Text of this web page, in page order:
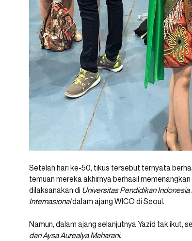
Setelah hari ke-50, tikus tersebut ternyata
temuan mereka akhirnya berhasil
dilaksanakan di Universitas Pendidikan Indonesia
Internasionaldalam ajang WICO di Seoul.
Namun, dalam ajang selanjutnya Yazid tak ikut,
dan Aysa Aurealya Maharani.